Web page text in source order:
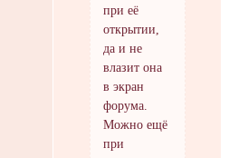
при её
открытии,
да и не
влазит она
в экран
форума.
Можно ещё
при